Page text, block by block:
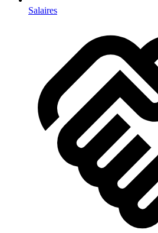
Salaires